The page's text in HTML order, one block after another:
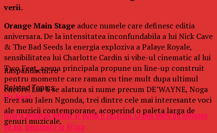
Raspandacul.ro
Related Topics:
Up Next
Istoria evoluţiei omului ar putea fi rescrisă. Craniu vechi de milioane
de ani, descoperit în Africa
verii.
Orange Main Stage aduce numele care definesc editia
aniversara. De la intensitatea inconfundabila a lui Nick Cave
& The Bad Seeds la energia exploziva a Palaye Royale,
sensibilitatea lui Charlotte Cardin si vibe-ul cinematic al lui
Two Feet, scena principala propune un line-up construit
pentru momente care raman cu tine mult dupa ultimul
encore. Lor li se alatura si nume precum DE’WAYNE, Noga
Erez sau Jalen Ngonda, trei dintre cele mai interesante voci
ale muzicii contemporane, acoperind o paleta larga de
genuri muzicale.